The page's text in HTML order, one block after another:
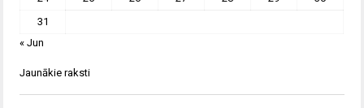
31
« Jun
Jaunākie raksti